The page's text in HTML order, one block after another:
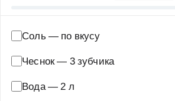
Соль — по вкусу
Чеснок— 3 зубчика
Вода— 2 л